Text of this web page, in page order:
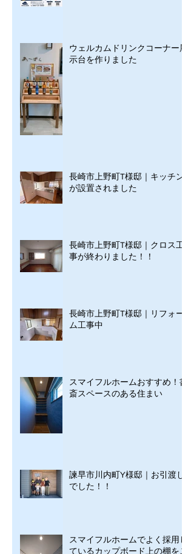
ウェルカムドリンクコーナー展
示台を作りました
長崎市上野町T様邸｜キッチン
が設置されました
長崎市上野町T様邸｜クロス工
事が終わりました！！
長崎市上野町T様邸｜リフォー
ム工事中
スマイフルホームおすすめ！書
斎スペースのある住まい
諫早市川内町Y様邸｜お引渡し
でした！！
スマイフルホームでよく採用し
ているカップボード上の棚をご